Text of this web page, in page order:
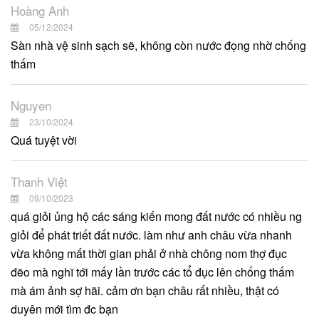
Hoàng Anh
05/12/2024
Sàn nhà vệ sinh sạch sẽ, không còn nước đọng nhờ chống
thấm
Nguyen
23/10/2024
Quá tuyệt vời
Thanh Việt
09/10/2023
quá giỏi ủng hộ các sáng kiến mong đất nước có nhiều ng
giỏi để phát triết đất nước. làm như anh châu vừa nhanh
vừa không mất thời gian phải ở nhà chông nom thợ đục
đẽo mà nghĩ tới mấy lần trước các tổ đục lên chống thấm
mà ám ảnh sợ hãi. cảm ơn bạn châu rất nhiều, thật có
duyên mới tìm đc bạn